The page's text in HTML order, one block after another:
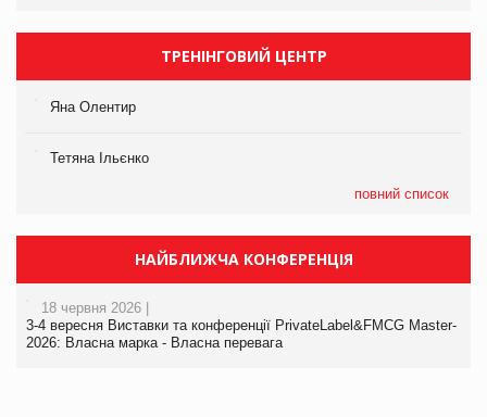
ТРЕНІНГОВИЙ ЦЕНТР
Яна Олентир
Тетяна Ільєнко
повний список
НАЙБЛИЖЧА КОНФЕРЕНЦІЯ
18 червня 2026 |
3-4 вересня Виставки та конференції PrivateLabel&FMCG Master-
2026: Власна марка - Власна перевага